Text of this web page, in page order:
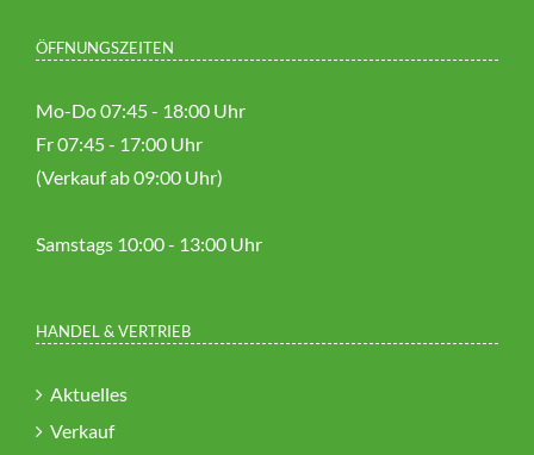
ÖFFNUNGSZEITEN
Mo-Do 07:45 - 18:00 Uhr
Fr 07:45 - 17:00 Uhr
(Verkauf ab 09:00 Uhr)
Samstags 10:00 - 13:00 Uhr
HANDEL & VERTRIEB
Aktuelles
Verkauf